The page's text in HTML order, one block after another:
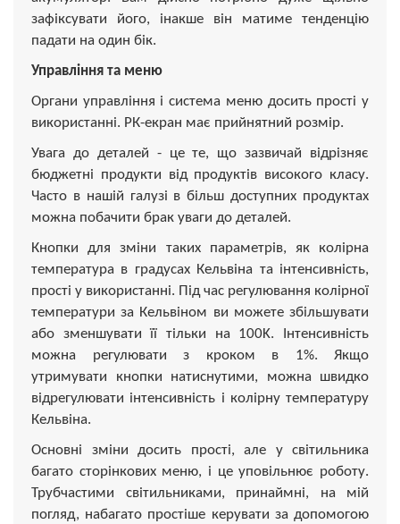
зафіксувати його, інакше він матиме тенденцію
падати на один бік.
Управління та меню
Органи управління і система меню досить прості у
використанні. РК-екран має прийнятний розмір.
Увага до деталей - це те, що зазвичай відрізняє
бюджетні продукти від продуктів високого класу.
Часто в нашій галузі в більш доступних продуктах
можна побачити брак уваги до деталей.
Кнопки для зміни таких параметрів, як колірна
температура в градусах Кельвіна та інтенсивність,
прості у використанні. Під час регулювання колірної
температури за Кельвіном ви можете збільшувати
або зменшувати її тільки на 100K. Інтенсивність
можна регулювати з кроком в 1%. Якщо
утримувати кнопки натиснутими, можна швидко
відрегулювати інтенсивність і колірну температуру
Кельвіна.
Основні зміни досить прості, але у світильника
багато сторінкових меню, і це уповільнює роботу.
Трубчастими світильниками, принаймні, на мій
погляд, набагато простіше керувати за допомогою